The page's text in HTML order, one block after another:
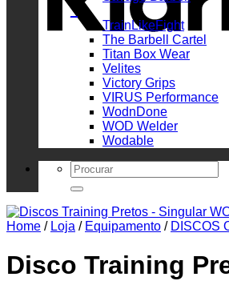
_
TrainLikeFight
The Barbell Cartel
Titan Box Wear
Velites
Victory Grips
VIRUS Performance
WodnDone
WOD Welder
Wodable
Search
for:
Home / Loja / Equipamento / DISCOS
Disco Training